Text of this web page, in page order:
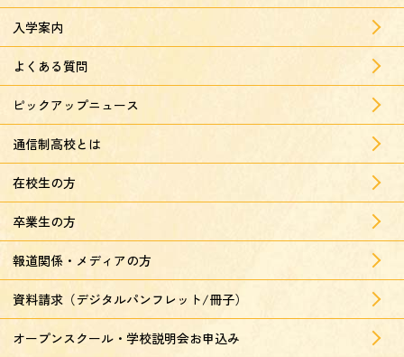
入学案内
よくある質問
ピックアップニュース
通信制高校とは
在校生の方
卒業生の方
報道関係・メディアの方
資料請求（デジタルパンフレット/冊子）
オープンスクール・学校説明会お申込み